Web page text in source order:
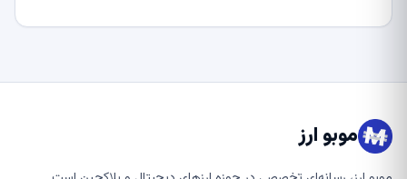
موبو ارز